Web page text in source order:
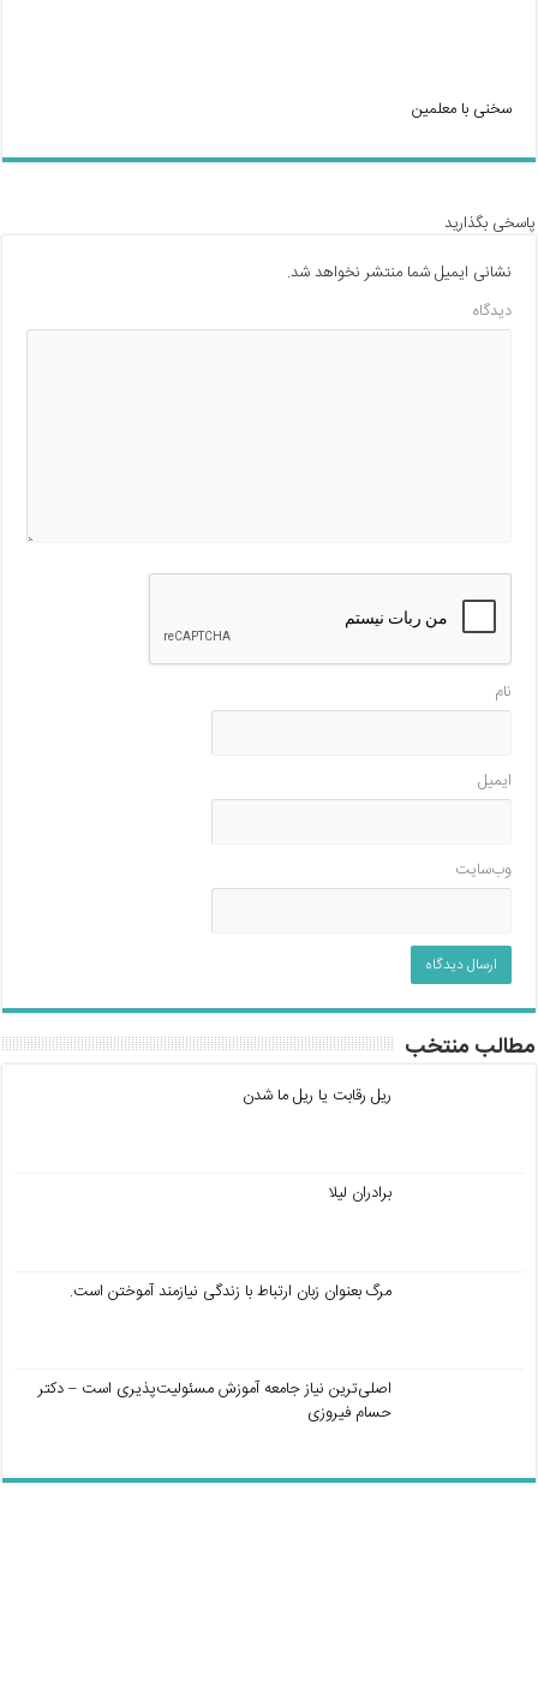
سخنی با معلمین
پاسخی بگذارید
نشانی ایمیل شما منتشر نخواهد شد.
دیدگاه
نام
ایمیل
وب‌سایت
مطالب منتخب
ریل رقابت یا ریل ما شدن
برادران لیلا
مرگ بعنوان زبان ارتباط با زندگی نیازمند آموختن است.
اصلی‌ترین نیاز جامعه آموزش مسئولیت‌پذیری است – دکتر
حسام فیروزی